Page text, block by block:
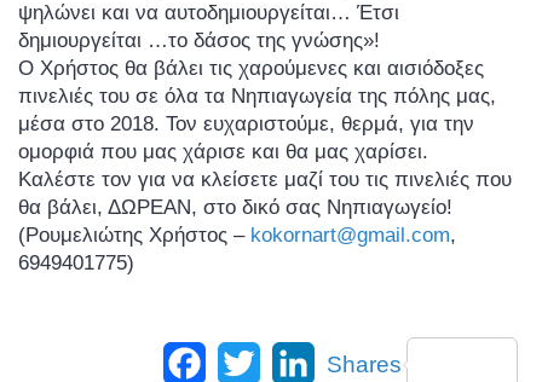
ψηλώνει και να αυτοδημιουργείται… Έτσι
δημιουργείται …το δάσος της γνώσης»!
Ο Χρήστος θα βάλει τις χαρούμενες και αισιόδοξες
πινελιές του σε όλα τα Νηπιαγωγεία της πόλης μας,
μέσα στο 2018. Τον ευχαριστούμε, θερμά, για την
ομορφιά που μας χάρισε και θα μας χαρίσει.
Καλέστε τον για να κλείσετε μαζί του τις πινελιές που
θα βάλει, ΔΩΡΕΑΝ, στο δικό σας Νηπιαγωγείο!
(Ρουμελιώτης Χρήστος – kokornart@gmail.com,
6949401775)
Facebook
Twitter LinkedIn
Shares